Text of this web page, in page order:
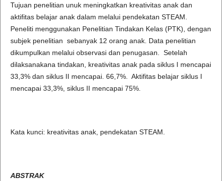
Tujuan penelitian unuk meningkatkan kreativitas anak dan
aktifitas belajar anak dalam melalui pendekatan STEAM.
Peneliti menggunakan Penelitian Tindakan Kelas (PTK), dengan
subjek penelitian sebanyak 12 orang anak. Data penelitian
dikumpulkan melalui observasi dan penugasan. Setelah
dilaksanakana tindakan, kreativitas anak pada siklus I mencapai
33,3% dan siklus II mencapai. 66,7%. Aktifitas belajar siklus I
mencapai 33,3%, siklus II mencapai 75%.
Kata kunci: kreativitas anak, pendekatan STEAM.
ABSTRAK